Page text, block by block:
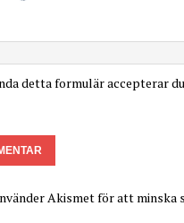
detta formulär accepterar
Akismet för att minska